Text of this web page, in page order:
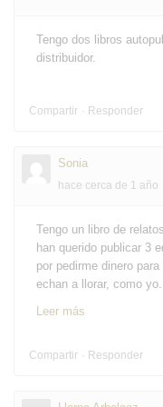
Tengo dos libros
distribuidor.
Compartir Responder
Sonia
hace cerca de 1 año
Tengo un libro de
han querido publicar 3
por pedirme dinero
echan a llorar, como
Leer más
Compartir Responder